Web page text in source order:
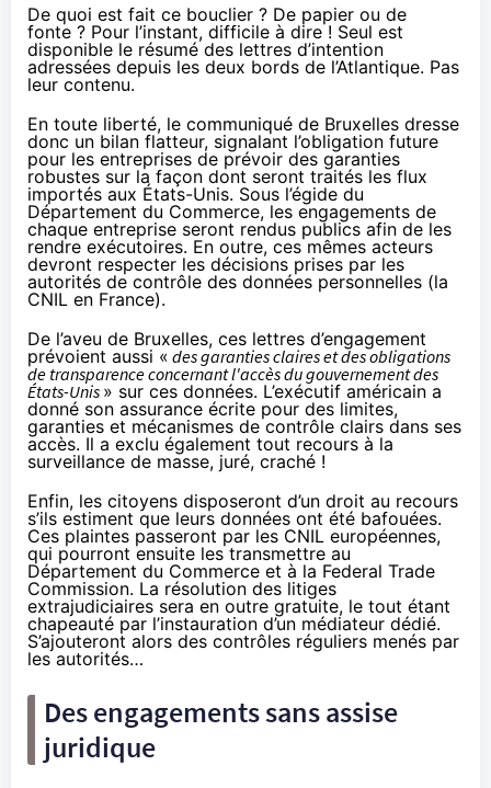
De quoi est fait ce bouclier ? De papier ou de
fonte ? Pour l’instant, difficile à dire ! Seul est
disponible le résumé des lettres d’intention
adressées depuis les deux bords de l’Atlantique. Pas
leur contenu.
En toute liberté, le communiqué de Bruxelles dresse
donc un bilan flatteur, signalant l’obligation future
pour les entreprises de prévoir des garanties
robustes sur la façon dont seront traités les flux
importés aux États-Unis. Sous l’égide du
Département du Commerce, les engagements de
chaque entreprise seront rendus publics afin de les
rendre exécutoires. En outre, ces mêmes acteurs
devront respecter les décisions prises par les
autorités de contrôle des données personnelles (la
CNIL en France).
De l’aveu de Bruxelles, ces lettres d’engagement
prévoient aussi « des garanties claires et des obligations
de transparence concernant l'accès du gouvernement des
États-Unis » sur ces données. L’exécutif américain a
donné son assurance écrite pour des limites,
garanties et mécanismes de contrôle clairs dans ses
accès. Il a exclu également tout recours à la
surveillance de masse, juré, craché !
Enfin, les citoyens disposeront d’un droit au recours
s’ils estiment que leurs données ont été bafouées.
Ces plaintes passeront par les CNIL européennes,
qui pourront ensuite les transmettre au
Département du Commerce et à la Federal Trade
Commission. La résolution des litiges
extrajudiciaires sera en outre gratuite, le tout étant
chapeauté par l’instauration d’un médiateur dédié.
S’ajouteront alors des contrôles réguliers menés par
les autorités…
Des engagements sans assise
juridique